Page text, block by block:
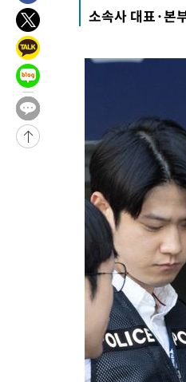
소속사 대표·본